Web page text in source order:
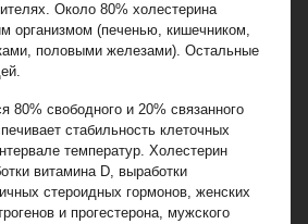
Около 80% холестерина
организмом (печенью, кишечником,
половыми железами). Остальные
80% свободного и 20% связанного
стабильность клеточных
температур. Холестерин
витамина D, выработки
стероидных гормонов, женских
и прогестерона, мужского